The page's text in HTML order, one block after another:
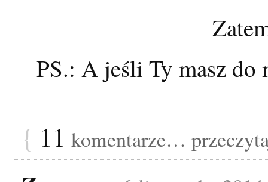
PS.: A jeśli Ty masz
{ 11 komentarze…